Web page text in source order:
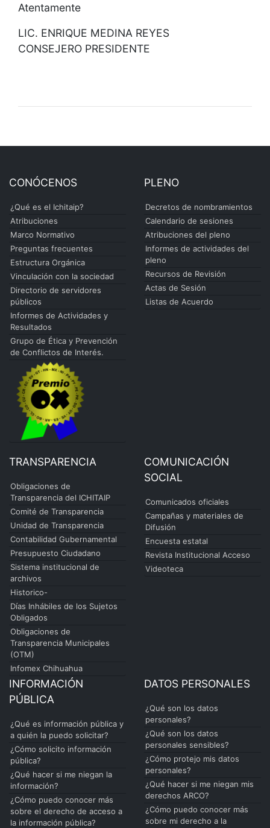
Atentamente
LIC. ENRIQUE MEDINA REYES
CONSEJERO PRESIDENTE
CONÓCENOS
¿Qué es el Ichitaip?
Atribuciones
Marco Normativo
Preguntas frecuentes
Estructura Orgánica
Vinculación con la sociedad
Directorio de servidores
públicos
Informes de Actividades y
Resultados
Grupo de Ética y Prevención
de Conflictos de Interés.
PLENO
Decretos de nombramientos
Calendario de sesiones
Atribuciones del pleno
Informes de actividades del
pleno
Recursos de Revisión
Actas de Sesión
Listas de Acuerdo
TRANSPARENCIA
Obligaciones de
Transparencia del ICHITAIP
Comité de Transparencia
Unidad de Transparencia
Contabilidad Gubernamental
Presupuesto Ciudadano
Sistema institucional de
archivos
Historico-
Días Inhábiles de los Sujetos
Obligados
Obligaciones de
Transparencia Municipales
(OTM)
Infomex Chihuahua
COMUNICACIÓN
SOCIAL
Comunicados oficiales
Campañas y materiales de
Difusión
Encuesta estatal
Revista Institucional Acceso
Videoteca
INFORMACIÓN
PÚBLICA
¿Qué es información pública y
a quién la puedo solicitar?
¿Cómo solicito información
pública?
¿Qué hacer si me niegan la
información?
¿Cómo puedo conocer más
sobre el derecho de acceso a
la información pública?
DATOS PERSONALES
¿Qué son los datos
personales?
¿Qué son los datos
personales sensibles?
¿Cómo protejo mis datos
personales?
¿Qué hacer si me niegan mis
derechos ARCO?
¿Cómo puedo conocer más
sobre mi derecho a la